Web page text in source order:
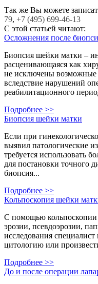
Так же Вы можете
79, +7 (495) 699-46-13
С этой статьей читают:
Осложнения после
Биопсия шейки матки –
расценивающаяся как
не исключены
вследствие нарушений
реабилитационного
Подробнее >>
Биопсия шейки матки
Если при
выявил патологические
требуется использовать
для постановки точного
биопсия...
Подробнее >>
Кольпоскопия шейки
С помощью
эрозии, псевдоэрозии,
исследования специалист
цитологию или
Подробнее >>
До и после операции